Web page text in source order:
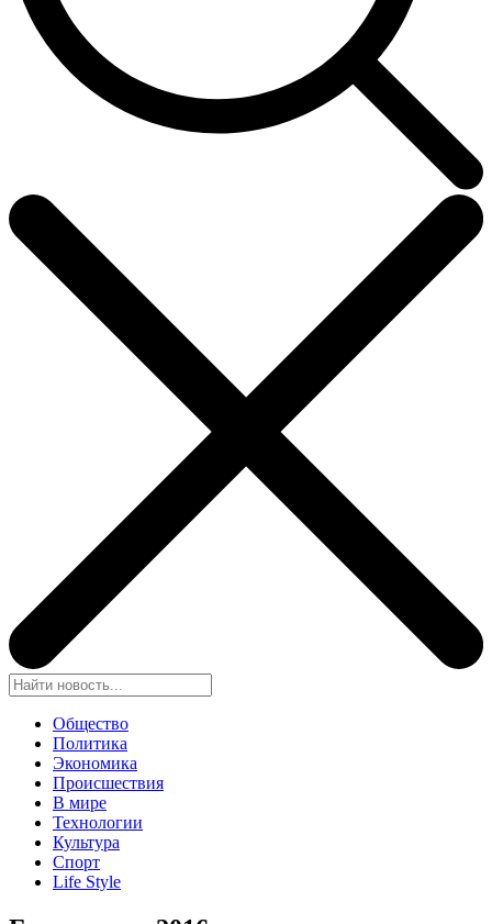
Общество
Политика
Экономика
Происшествия
В мире
Технологии
Культура
Спорт
Life Style